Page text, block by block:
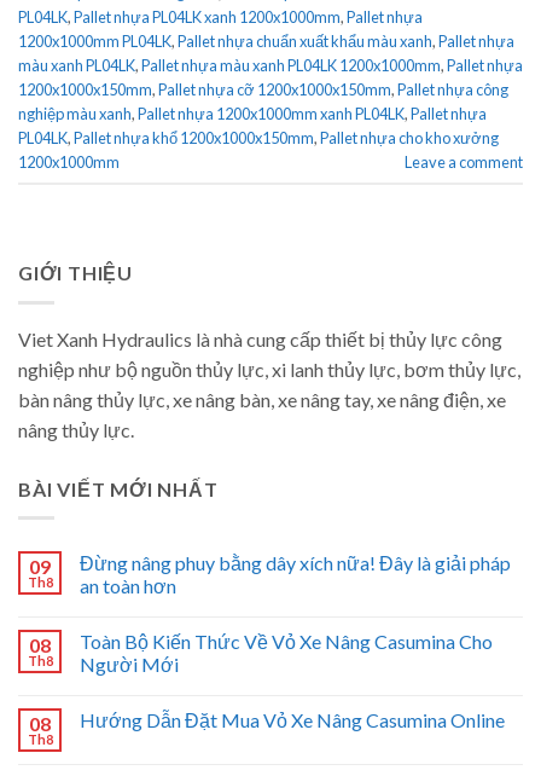
PL04LK,Pallet nhựa PL04LK xanh 1200x1000mm,Pallet nhựa
1200x1000mm PL04LK,Pallet nhựa chuẩn xuất khẩu màu xanh,Pallet nhựa
màu xanh PL04LK,Pallet nhựa màu xanh PL04LK 1200x1000mm,Pallet nhựa
1200x1000x150mm,Pallet nhựa cỡ 1200x1000x150mm,Pallet nhựa công
nghiệp màu xanh,Pallet nhựa 1200x1000mm xanh PL04LK,Pallet nhựa
PL04LK,Pallet nhựa khổ 1200x1000x150mm,Pallet nhựa cho kho xưởng
1200x1000mm
Leave a comment
GIỚI THIỆU
Viet Xanh Hydraulics là nhà cung cấp thiết bị thủy lực công
nghiệp như bộ nguồn thủy lực, xi lanh thủy lực, bơm thủy lực,
bàn nâng thủy lực, xe nâng bàn, xe nâng tay, xe nâng điện, xe
nâng thủy lực.
BÀI VIẾT MỚI NHẤT
09
Th8
Đừng nâng phuy bằng dây xích nữa! Đây là giải pháp
an toàn hơn
08
Th8
Toàn Bộ Kiến Thức Về Vỏ Xe Nâng Casumina Cho
Người Mới
08
Th8
Hướng Dẫn Đặt Mua Vỏ Xe Nâng Casumina Online